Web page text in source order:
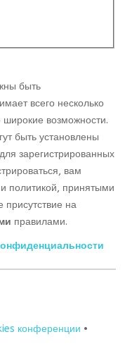
быть
всего несколько
возможности.
быть установлены
зарегистрированных
вам
политикой, принятыми
на
правилами.
конференции •